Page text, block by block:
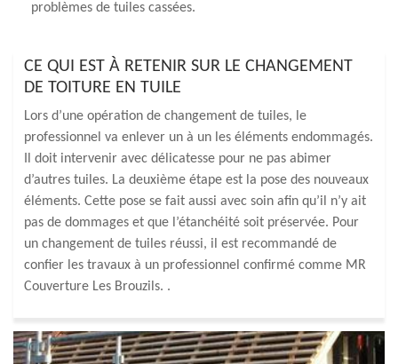
problèmes de tuiles cassées.
CE QUI EST À RETENIR SUR LE CHANGEMENT
DE TOITURE EN TUILE
Lors d’une opération de changement de tuiles, le
professionnel va enlever un à un les éléments endommagés.
Il doit intervenir avec délicatesse pour ne pas abimer
d’autres tuiles. La deuxième étape est la pose des nouveaux
éléments. Cette pose se fait aussi avec soin afin qu’il n’y ait
pas de dommages et que l’étanchéité soit préservée. Pour
un changement de tuiles réussi, il est recommandé de
confier les travaux à un professionnel confirmé comme MR
Couverture Les Brouzils. .